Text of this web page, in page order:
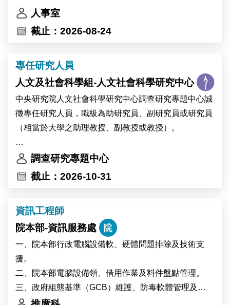
人事室
截止：2026-08-24
專任研究人員
人文及社會科學組-人文社會科學研究中心
中央研究院人文社會科學研究中心調查研究專題中心誠
徵專任研究人員，職級為助研究員、副研究員或研究員
（相當於大學之助理教授、副教授或教授）。
本中心歡迎專長於調查方法、計算社會科學、文字探勘
或資料科學等領域之優秀學者申請。
術研究環境，擁有高品質的調查資料、數位資料及行政
資料等研究資源，並提供豐富的跨領域合作機會，支持
創新實證研究。
調查研究專題中心
截止：2026-10-31
資訊工程師
院本部-資訊服務處
一、院本部行政電腦設備軟、硬體問題排除及技術支
援。
二、院本部電腦設備領、借用作業及料件盤點管理。
三、政府組態基準（GCB）維護、防毒軟體管理及
Windows更新派送作業。